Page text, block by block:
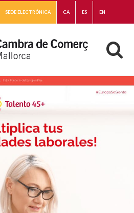
SEDE ELECTRÓNICA CA ES EN